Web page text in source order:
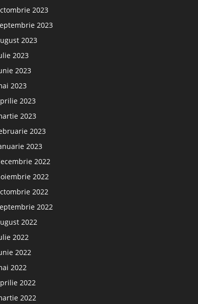
2023
2023
2023
2023
2023
2023
2023
2023
2023
2023
2022
2022
2022
2022
2022
2022
2022
2022
2022
2022